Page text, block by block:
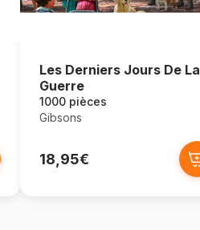
Les Derniers Jours De La
Guerre
1000 pièces
Gibsons
18,95€